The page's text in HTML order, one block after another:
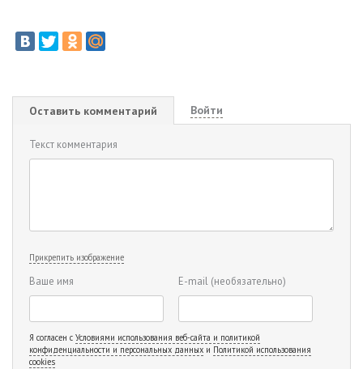
Оставить комментарий Войти
Текст комментария
Прикрепить изображение
Ваше имя E-mail (необязательно)
Я согласен с Условиями использования веб-сайта и политикой
конфиденциальности и персональных данных и Политикой использования
cookies